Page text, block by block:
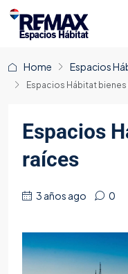
Home Espacios
Espacios Hábitat bienes
Espacios
raíces
3 años ago 0